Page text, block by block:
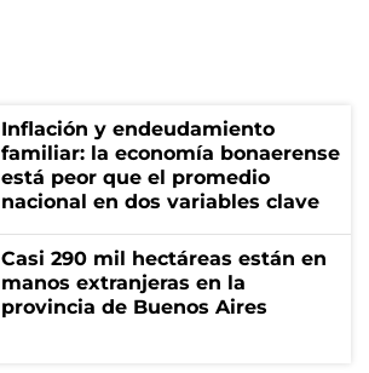
Inflación y endeudamiento
familiar: la economía bonaerense
está peor que el promedio
nacional en dos variables clave
Casi 290 mil hectáreas están en
manos extranjeras en la
provincia de Buenos Aires